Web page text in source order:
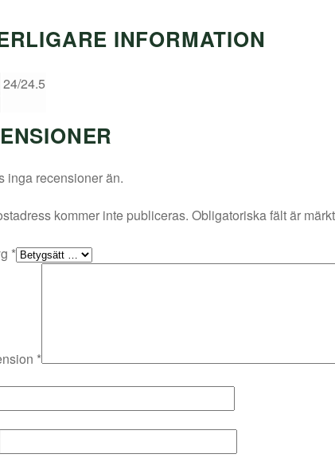
INFORMATION
24/24.5
inga recensioner än.
kommer inte publiceras. Obligatoriska fält är
*
*